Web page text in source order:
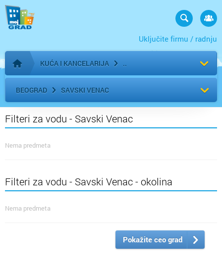
Uključite firmu / radnju
Početna stranica
KUĆA I KANCELARIJA
BEOGRAD SAVSKI VENAC
Filteri za vodu - Savski Venac
Nema predmeta
Filteri za vodu - Savski Venac - okolina
Nema predmeta
Pokažite ceo grad